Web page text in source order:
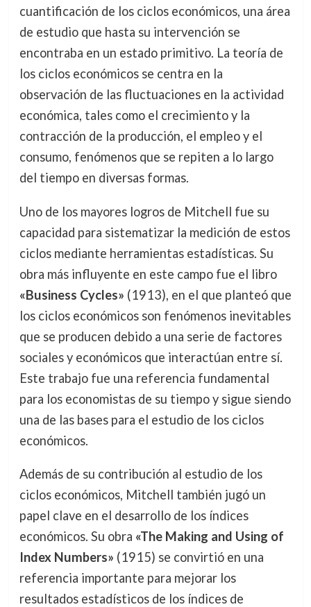
cuantificación de los ciclos económicos, una área
de estudio que hasta su intervención se
encontraba en un estado primitivo. La teoría de
los ciclos económicos se centra en la
observación de las fluctuaciones en la actividad
económica, tales como el crecimiento y la
contracción de la producción, el empleo y el
consumo, fenómenos que se repiten a lo largo
del tiempo en diversas formas.
Uno de los mayores logros de Mitchell fue su
capacidad para sistematizar la medición de estos
ciclos mediante herramientas estadísticas. Su
obra más influyente en este campo fue el libro
«Business Cycles» (1913), en el que planteó que
los ciclos económicos son fenómenos inevitables
que se producen debido a una serie de factores
sociales y económicos que interactúan entre sí.
Este trabajo fue una referencia fundamental
para los economistas de su tiempo y sigue siendo
una de las bases para el estudio de los ciclos
económicos.
Además de su contribución al estudio de los
ciclos económicos, Mitchell también jugó un
papel clave en el desarrollo de los índices
económicos. Su obra «The Making and Using of
Index Numbers» (1915) se convirtió en una
referencia importante para mejorar los
resultados estadísticos de los índices de